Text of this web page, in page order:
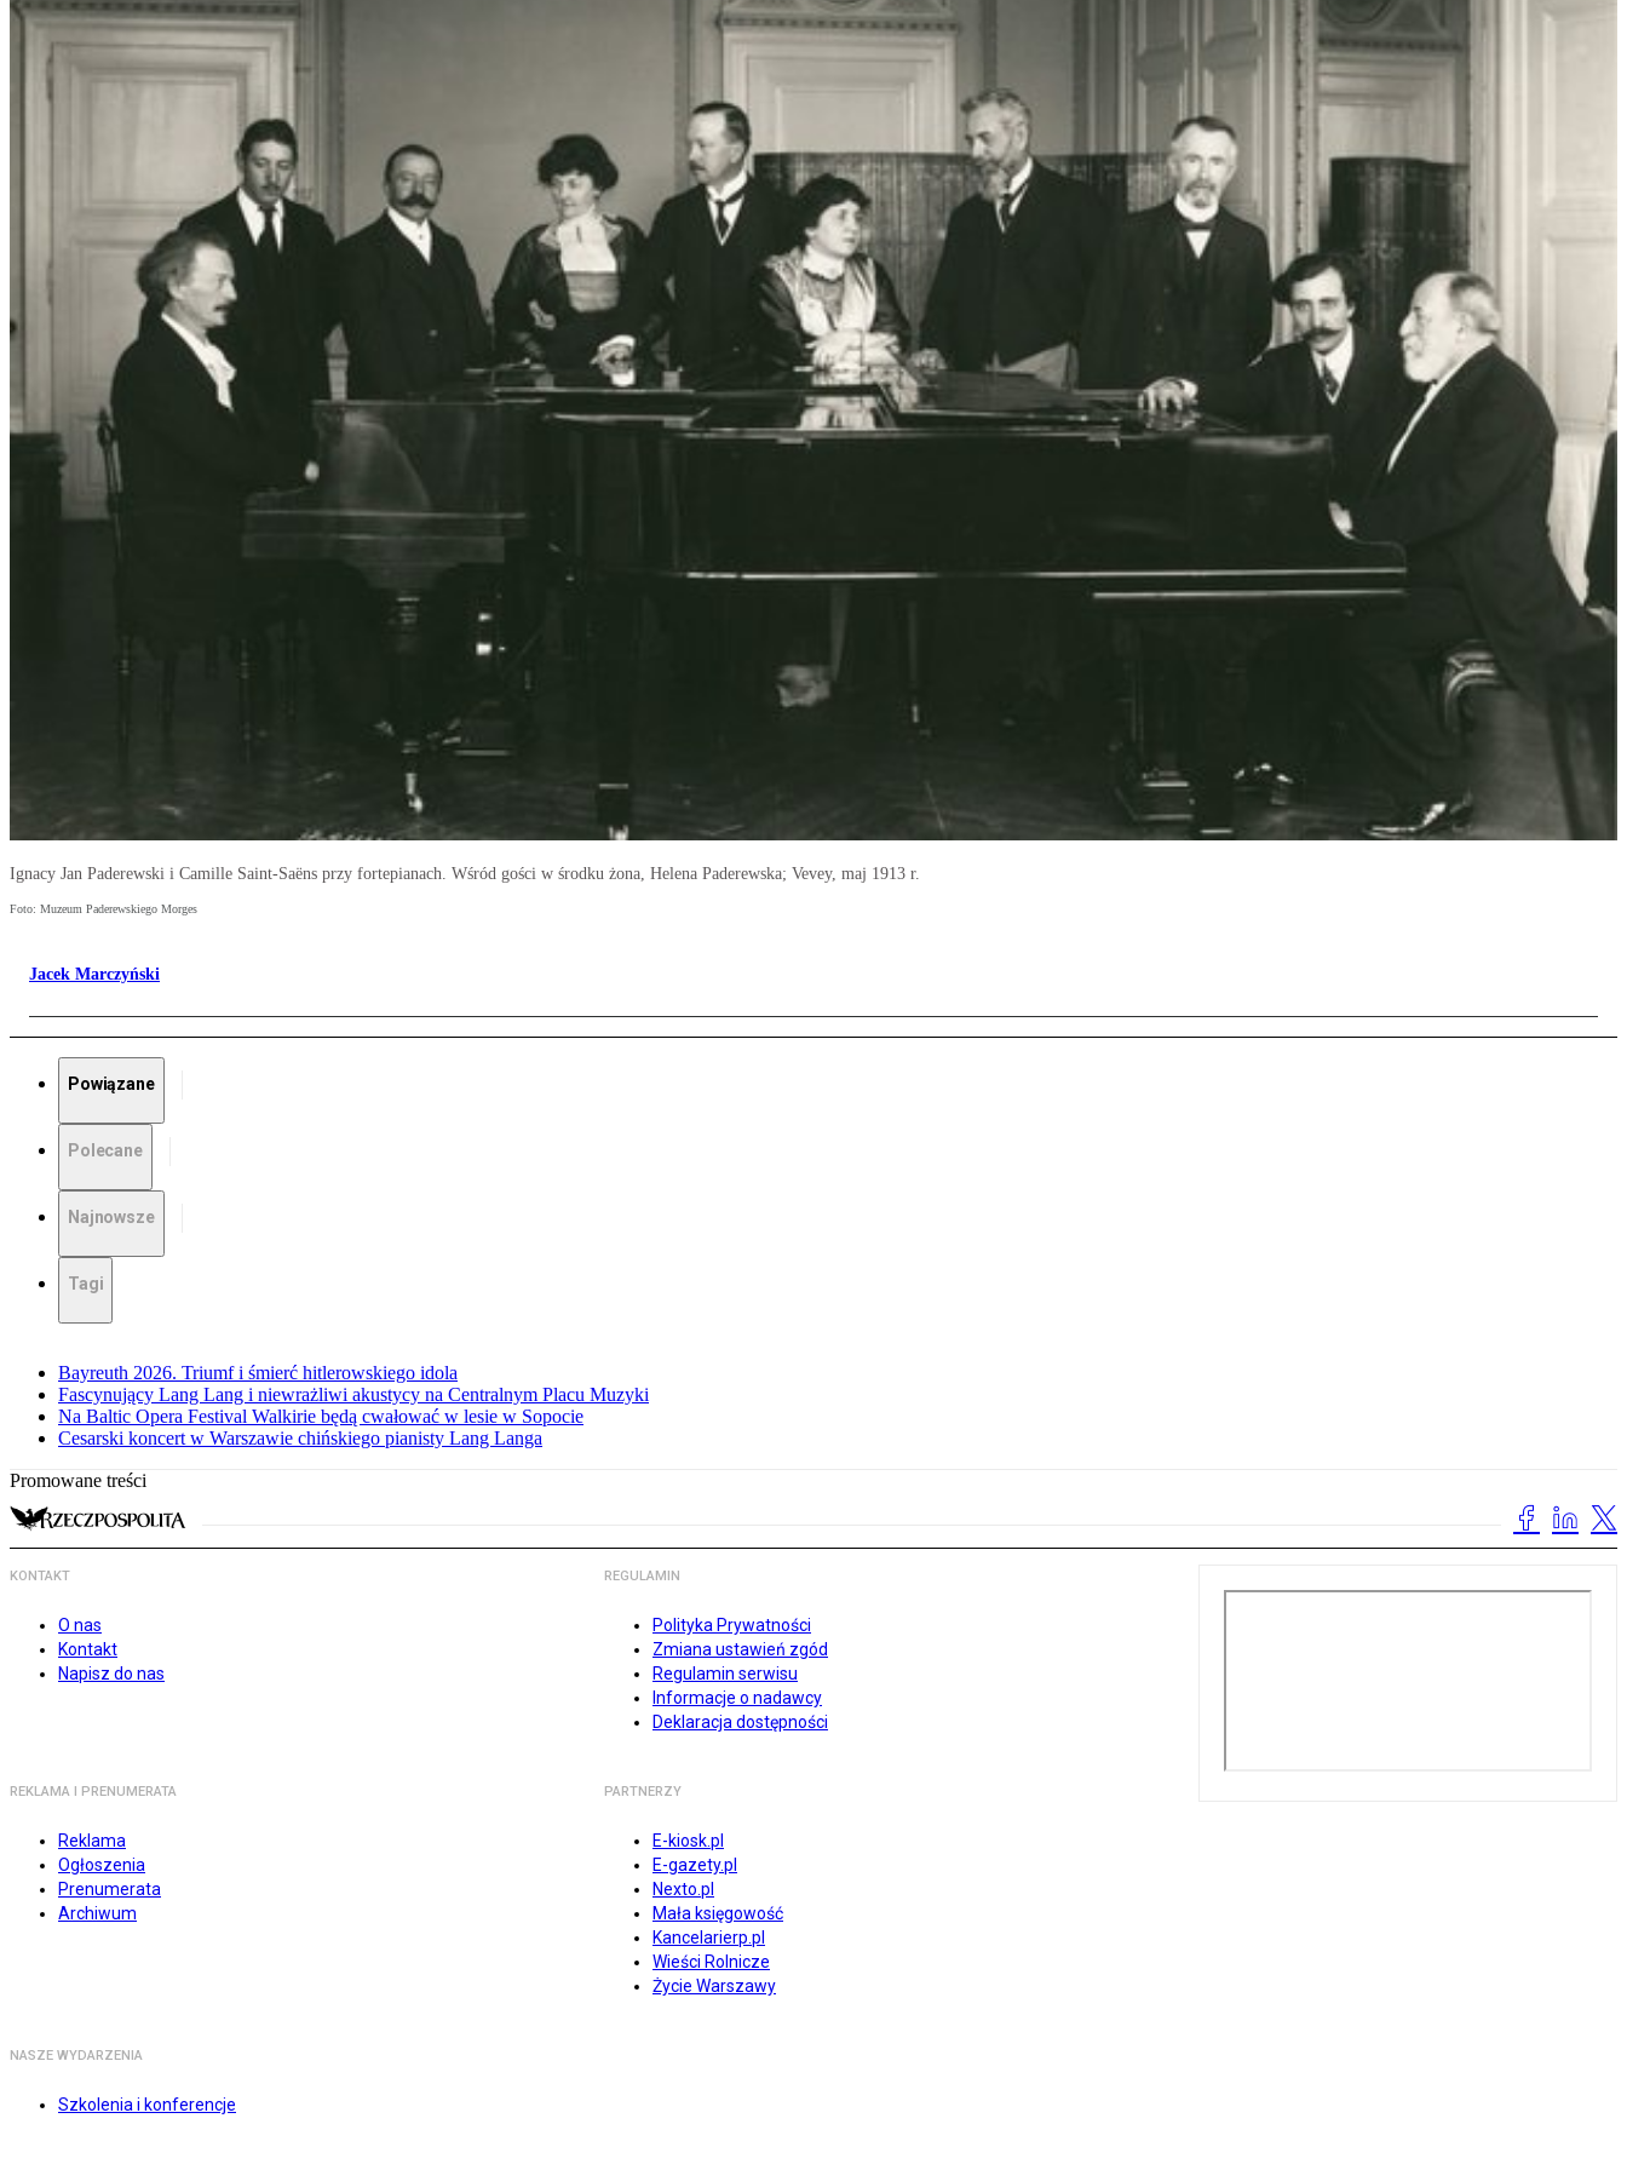
Ignacy Jan Paderewski i Camille Saint-Saëns przy fortepianach. Wśród gości w środku żona, Helena Paderewska; Vevey, maj 1913 r.
Foto: Muzeum Paderewskiego Morges
Jacek Marczyński
Powiązane
Polecane
Najnowsze
Tagi
Bayreuth 2026. Triumf i śmierć hitlerowskiego idola
Fascynujący Lang Lang i niewrażliwi akustycy na Centralnym Placu Muzyki
Na Baltic Opera Festival Walkirie będą cwałować w lesie w Sopocie
Cesarski koncert w Warszawie chińskiego pianisty Lang Langa
Promowane treści
KONTAKT
O nas
Kontakt
Napisz do nas
REGULAMIN
Polityka Prywatności
Zmiana ustawień zgód
Regulamin serwisu
Informacje o nadawcy
Deklaracja dostępności
REKLAMA I PRENUMERATA
Reklama
Ogłoszenia
Prenumerata
Archiwum
PARTNERZY
E-kiosk.pl
E-gazety.pl
Nexto.pl
Mała księgowość
Kancelarierp.pl
Wieści Rolnicze
Życie Warszawy
NASZE WYDARZENIA
Szkolenia i konferencje